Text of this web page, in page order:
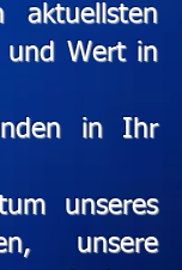
und Wert in
in Ihr
unseres
unsere